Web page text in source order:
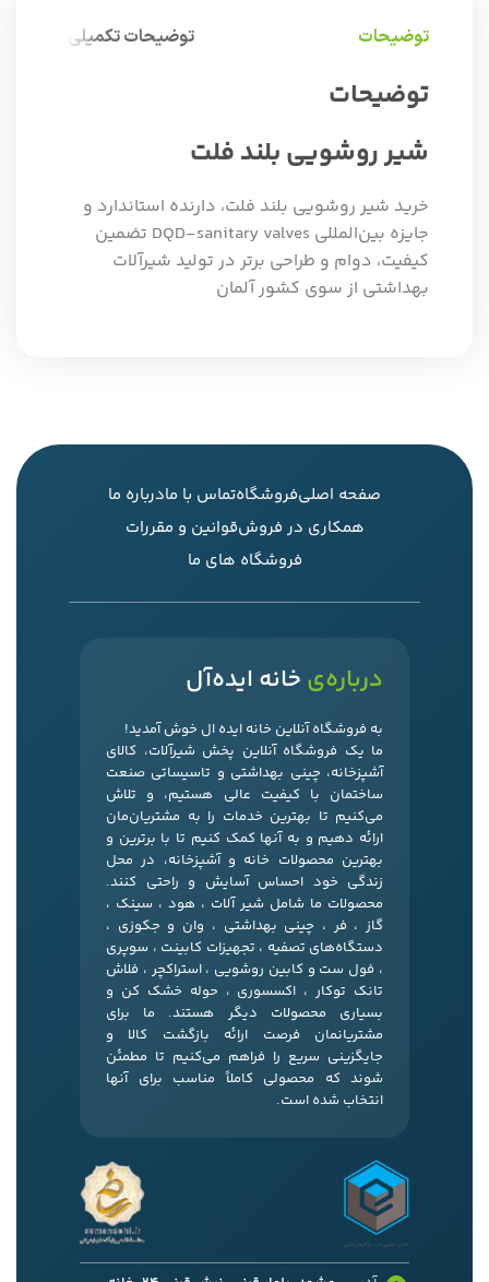
توضیحات توضیحات تکمیلی
توضیحات
شیر روشویی بلند فلت
خرید شیر روشویی بلند فلت، دارنده استاندارد و
جایزه بین‌المللی DQD-sanitary valves تضمین
کیفیت، دوام و طراحی برتر در تولید شیرآلات
بهداشتی از سوی کشور آلمان
صفحه اصلیفروشگاهتماس با مادرباره ما
همکاری در فروشقوانین و مقررات
فروشگاه های ما
درباره‌ی خانه ایده‌آل
به فروشگاه آنلاین خانه ایده ال خوش آمدید!
ما یک فروشگاه آنلاین پخش شیرآلات، کالای
آشپزخانه، چینی بهداشتی و تاسیساتی صنعت
ساختمان با کیفیت عالی هستیم، و تلاش
می‌کنیم تا بهترین خدمات را به مشتریان‌مان
ارائه دهیم و به آنها کمک کنیم تا با برترین و
بهترین محصولات خانه و آشپزخانه، در محل
زندگی خود احساس آسایش و راحتی کنند.
محصولات ما شامل شیر آلات ، هود ، سینک ،
گاز ، فر ، چینی بهداشتی ، وان و جکوزی ،
دستگاه‌های تصفیه ، تجهیزات کابینت ، سوپری
، فول ست و کابین روشویی ، استراکچر ، فلاش
تانک توکار ، اکسسوری ، حوله خشک کن و
بسیاری محصولات دیگر هستند. ما برای
مشتریانمان فرصت ارائه بازگشت کالا و
جایگزینی سریع را فراهم می‌کنیم تا مطمئن
شوند که محصولی کاملاً مناسب برای آنها
انتخاب شده است.